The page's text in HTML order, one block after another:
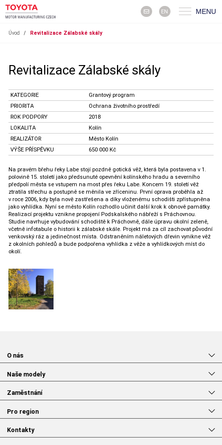
EN MENU
Úvod / Revitalizace Zálabské skály
Revitalizace Zálabské skály
KATEGORIE
Grantový program
PRIORITA
Ochrana životního prostředí
ROK PODPORY
2018
LOKALITA
Kolín
REALIZÁTOR
Město Kolín
VÝŠE PŘÍSPĚVKU
650 000 Kč
Na pravém břehu řeky Labe stojí pozdně gotická věž, která byla postavena v 1.
polovině 15. století jako předsunuté opevnění kolínského hradu a severního
předpolí města se vstupem na most přes řeku Labe. Koncem 19. století věž
ztratila střechu a postupně se měnila ve zříceninu. První oprava proběhla až
v roce 2006, kdy byla nově zastřešena a díky vloženému schodišti zpřístupněna
jako vyhlídka. Nyní se město Kolín rozhodlo učinit další krok k obnově památky.
Realizací projektu vznikne propojení Podskalského nábřeží s Práchovnou.
Studie navrhuje vybudování schodiště k Práchovně, dále úpravu okolní zeleně,
včetně infotabule o historii k zálabské skále. Projekt má za cíl zachovat původní
venkovský ráz a jedinečnost místa. Odstraněním náletových dřevin vynikne věž
z okolních pohledů a bude podpořena vyhlídka z věže a vyhlídkových míst do
okolí.
O nás
Naše modely
Zaměstnání
Pro region
Kontakty